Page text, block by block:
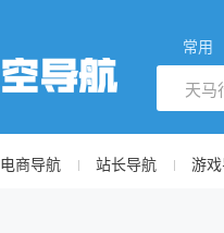
常用
电商导航 站长导航 游